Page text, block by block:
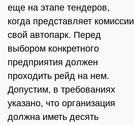
еще на этапе тендеров,
когда представляет комиссии
свой автопарк. Перед
выбором конкретного
предприятия должен
проходить рейд на нем.
Допустим, в требованиях
указано, что организация
должна иметь десять